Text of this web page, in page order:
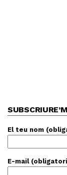
El teu nom
E-mail